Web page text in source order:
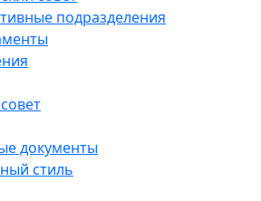
подразделения
документы
стиль